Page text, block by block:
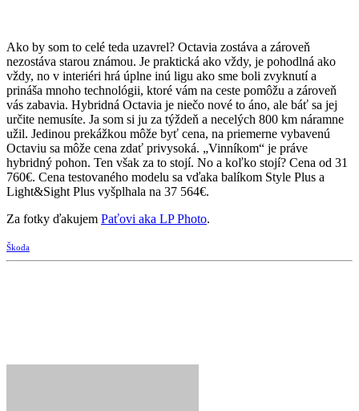
Ako by som to celé teda uzavrel? Octavia zostáva a zároveň
nezostáva starou známou. Je praktická ako vždy, je pohodlná ako
vždy, no v interiéri hrá úplne inú ligu ako sme boli zvyknutí a
prináša mnoho technológii, ktoré vám na ceste pomôžu a zároveň
vás zabavia. Hybridná Octavia je niečo nové to áno, ale báť sa jej
určite nemusíte. Ja som si ju za týždeň a necelých 800 km náramne
užil. Jedinou prekážkou môže byť cena, na priemerne vybavenú
Octaviu sa môže cena zdať privysoká. „Vinníkom“ je práve
hybridný pohon. Ten však za to stojí. No a koľko stojí? Cena od 31
760€. Cena testovaného modelu sa vďaka balíkom Style Plus a
Light&Sight Plus vyšplhala na 37 564€.
Za fotky ďakujem Paťovi aka LP Photo.
Škoda